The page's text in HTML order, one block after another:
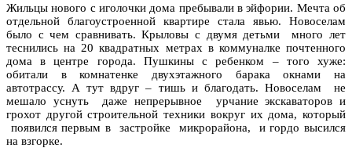
Жильцы нового с иголочки дома пребывали в эйфории. Мечта об
отдельной благоустроенной квартире стала явью. Новоселам
было с чем сравнивать. Крыловы с двумя детьми много лет
теснились на 20 квадратных метрах в коммуналке почтенного
дома в центре города. Пушкины с ребенком – того хуже:
обитали в комнатенке двухэтажного барака окнами на
автотрассу. А тут вдруг – тишь и благодать. Новоселам не
мешало уснуть даже непрерывное урчание экскаваторов и
грохот другой строительной техники вокруг их дома, который
появился первым в застройке микрорайона, и гордо высился
на взгорке.